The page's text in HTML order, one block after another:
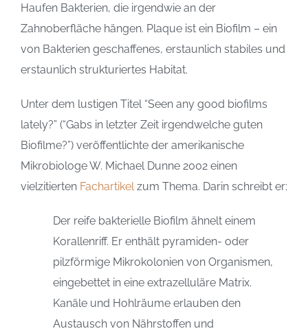
Haufen Bakterien, die irgendwie an der
Zahnoberfläche hängen. Plaque ist ein Biofilm – ein
von Bakterien geschaffenes, erstaunlich stabiles und
erstaunlich strukturiertes Habitat.
Unter dem lustigen Titel “Seen any good biofilms
lately?” (“Gabs in letzter Zeit irgendwelche guten
Biofilme?”) veröffentlichte der amerikanische
Mikrobiologe W. Michael Dunne 2002 einen
vielzitierten Fachartikelzum Thema. Darin schreibt er:
Der reife bakterielle Biofilm ähnelt einem
Korallenriff. Er enthält pyramiden- oder
pilzförmige Mikrokolonien von Organismen,
eingebettet in eine extrazelluläre Matrix.
Kanäle und Hohlräume erlauben den
Austausch von Nährstoffen und